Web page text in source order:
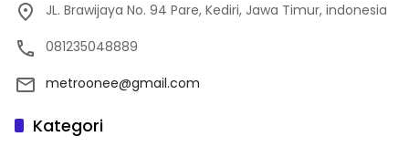
JL. Brawijaya No. 94 Pare, Kediri, Jawa Timur, indonesia
081235048889
metroonee@gmail.com
Kategori